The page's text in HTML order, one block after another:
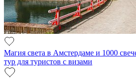
Магия света в Амстердаме и 1000
тур для туристов с визами